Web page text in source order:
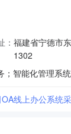
： 福建省宁德市
1302
线上办公系统